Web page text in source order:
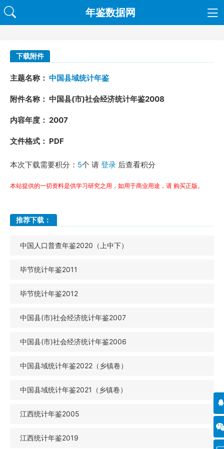
年鉴数据网
下载附件
主题名称： 中国县域统计年鉴
附件名称： 中国县(市)社会经济统计年鉴2008
内容年度： 2007
文件格式： PDF
本次下载需要积分： 5个 请 登录 后查看积分
本站提供的一切资料是供学习研究之用，如用于商业用途，请 购买正版。
推荐下载：
中国人口普查年鉴2020（上中下）
毕节统计年鉴2011
毕节统计年鉴2012
中国县(市)社会经济统计年鉴2007
中国县(市)社会经济统计年鉴2006
中国县域统计年鉴2022（乡镇卷）
中国县域统计年鉴2021（乡镇卷）
江西统计年鉴2005
江西统计年鉴2019